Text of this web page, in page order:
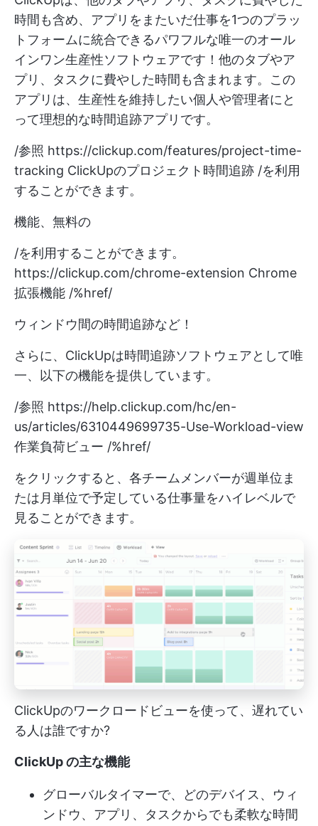
時間も含め、アプリをまたいだ仕事を1つのプラッ
トフォームに統合できるパワフルな唯一のオール
インワン生産性ソフトウェアです！他のタブやア
プリ、タスクに費やした時間も含まれます。この
アプリは、生産性を維持したい個人や管理者にと
って理想的な時間追跡アプリです。
/参照 https://clickup.com/features/project-time-
tracking ClickUpのプロジェクト時間追跡 /を利用
することができます。
機能、無料の
/を利用することができます。
https://clickup.com/chrome-extension Chrome
拡張機能 /%href/
ウィンドウ間の時間追跡など！
さらに、ClickUpは時間追跡ソフトウェアとして唯
一、以下の機能を提供しています。
/参照 https://help.clickup.com/hc/en-
us/articles/6310449699735-Use-Workload-view
作業負荷ビュー /%href/
をクリックすると、各チームメンバーが週単位ま
たは月単位で予定している仕事量をハイレベルで
見ることができます。
ClickUpのワークロードビューを使って、遅れてい
る人は誰ですか?
ClickUp の主な機能
グローバルタイマーで、どのデバイス、ウィ
ンドウ、アプリ、タスクからでも柔軟な時間